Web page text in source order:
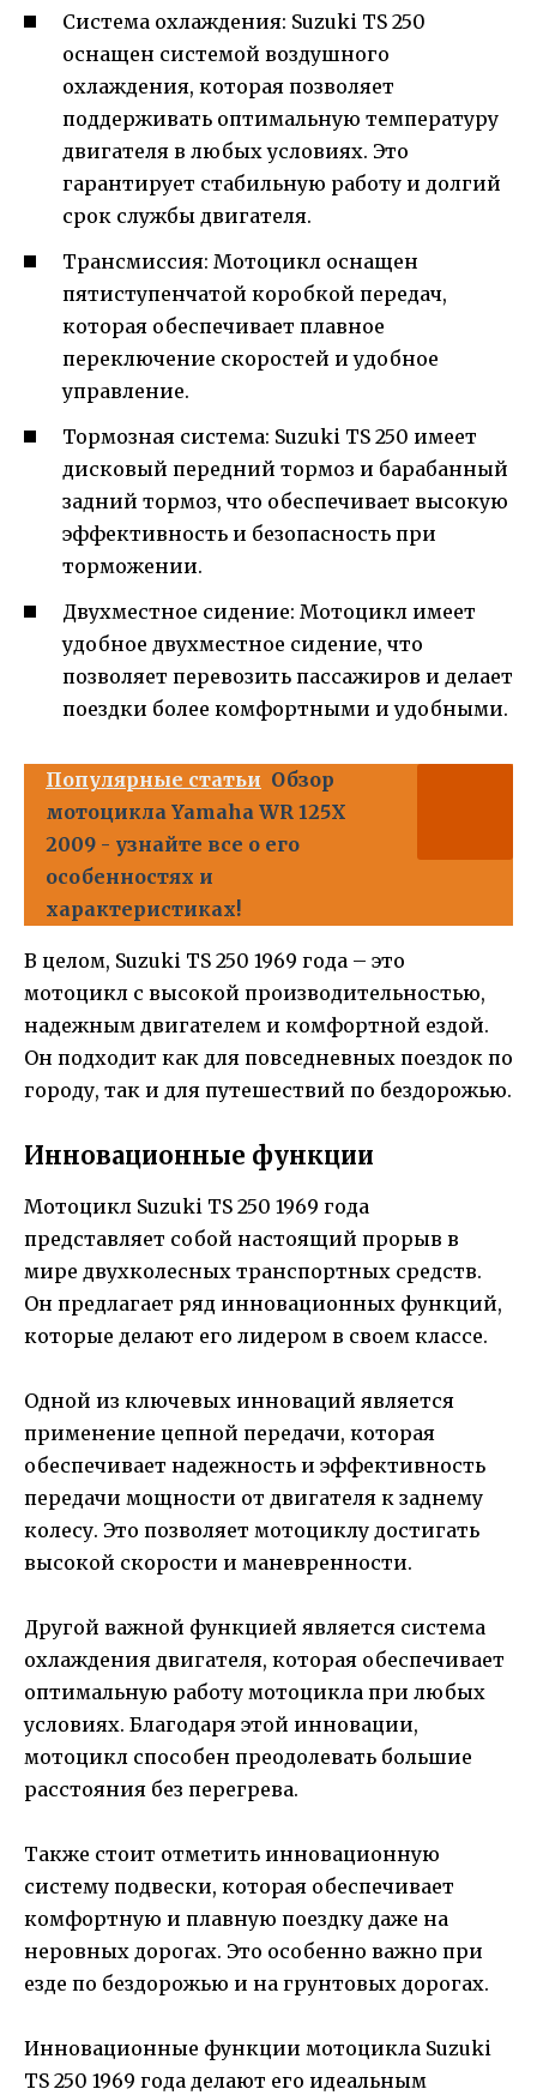
Система охлаждения: Suzuki TS 250
оснащен системой воздушного
охлаждения, которая позволяет
поддерживать оптимальную температуру
двигателя в любых условиях. Это
гарантирует стабильную работу и долгий
срок службы двигателя.
Трансмиссия: Мотоцикл оснащен
пятиступенчатой коробкой передач,
которая обеспечивает плавное
переключение скоростей и удобное
управление.
Тормозная система: Suzuki TS 250 имеет
дисковый передний тормоз и барабанный
задний тормоз, что обеспечивает высокую
эффективность и безопасность при
торможении.
Двухместное сидение: Мотоцикл имеет
удобное двухместное сидение, что
позволяет перевозить пассажиров и делает
поездки более комфортными и удобными.
Популярные статьи Обзор
мотоцикла Yamaha WR 125X
2009 - узнайте все о его
особенностях и
характеристиках!
В целом, Suzuki TS 250 1969 года – это
мотоцикл с высокой производительностью,
надежным двигателем и комфортной ездой.
Он подходит как для повседневных поездок по
городу, так и для путешествий по бездорожью.
Инновационные функции
Мотоцикл Suzuki TS 250 1969 года
представляет собой настоящий прорыв в
мире двухколесных транспортных средств.
Он предлагает ряд инновационных функций,
которые делают его лидером в своем классе.
Одной из ключевых инноваций является
применение цепной передачи, которая
обеспечивает надежность и эффективность
передачи мощности от двигателя к заднему
колесу. Это позволяет мотоциклу достигать
высокой скорости и маневренности.
Другой важной функцией является система
охлаждения двигателя, которая обеспечивает
оптимальную работу мотоцикла при любых
условиях. Благодаря этой инновации,
мотоцикл способен преодолевать большие
расстояния без перегрева.
Также стоит отметить инновационную
систему подвески, которая обеспечивает
комфортную и плавную поездку даже на
неровных дорогах. Это особенно важно при
езде по бездорожью и на грунтовых дорогах.
Инновационные функции мотоцикла Suzuki
TS 250 1969 года делают его идеальным